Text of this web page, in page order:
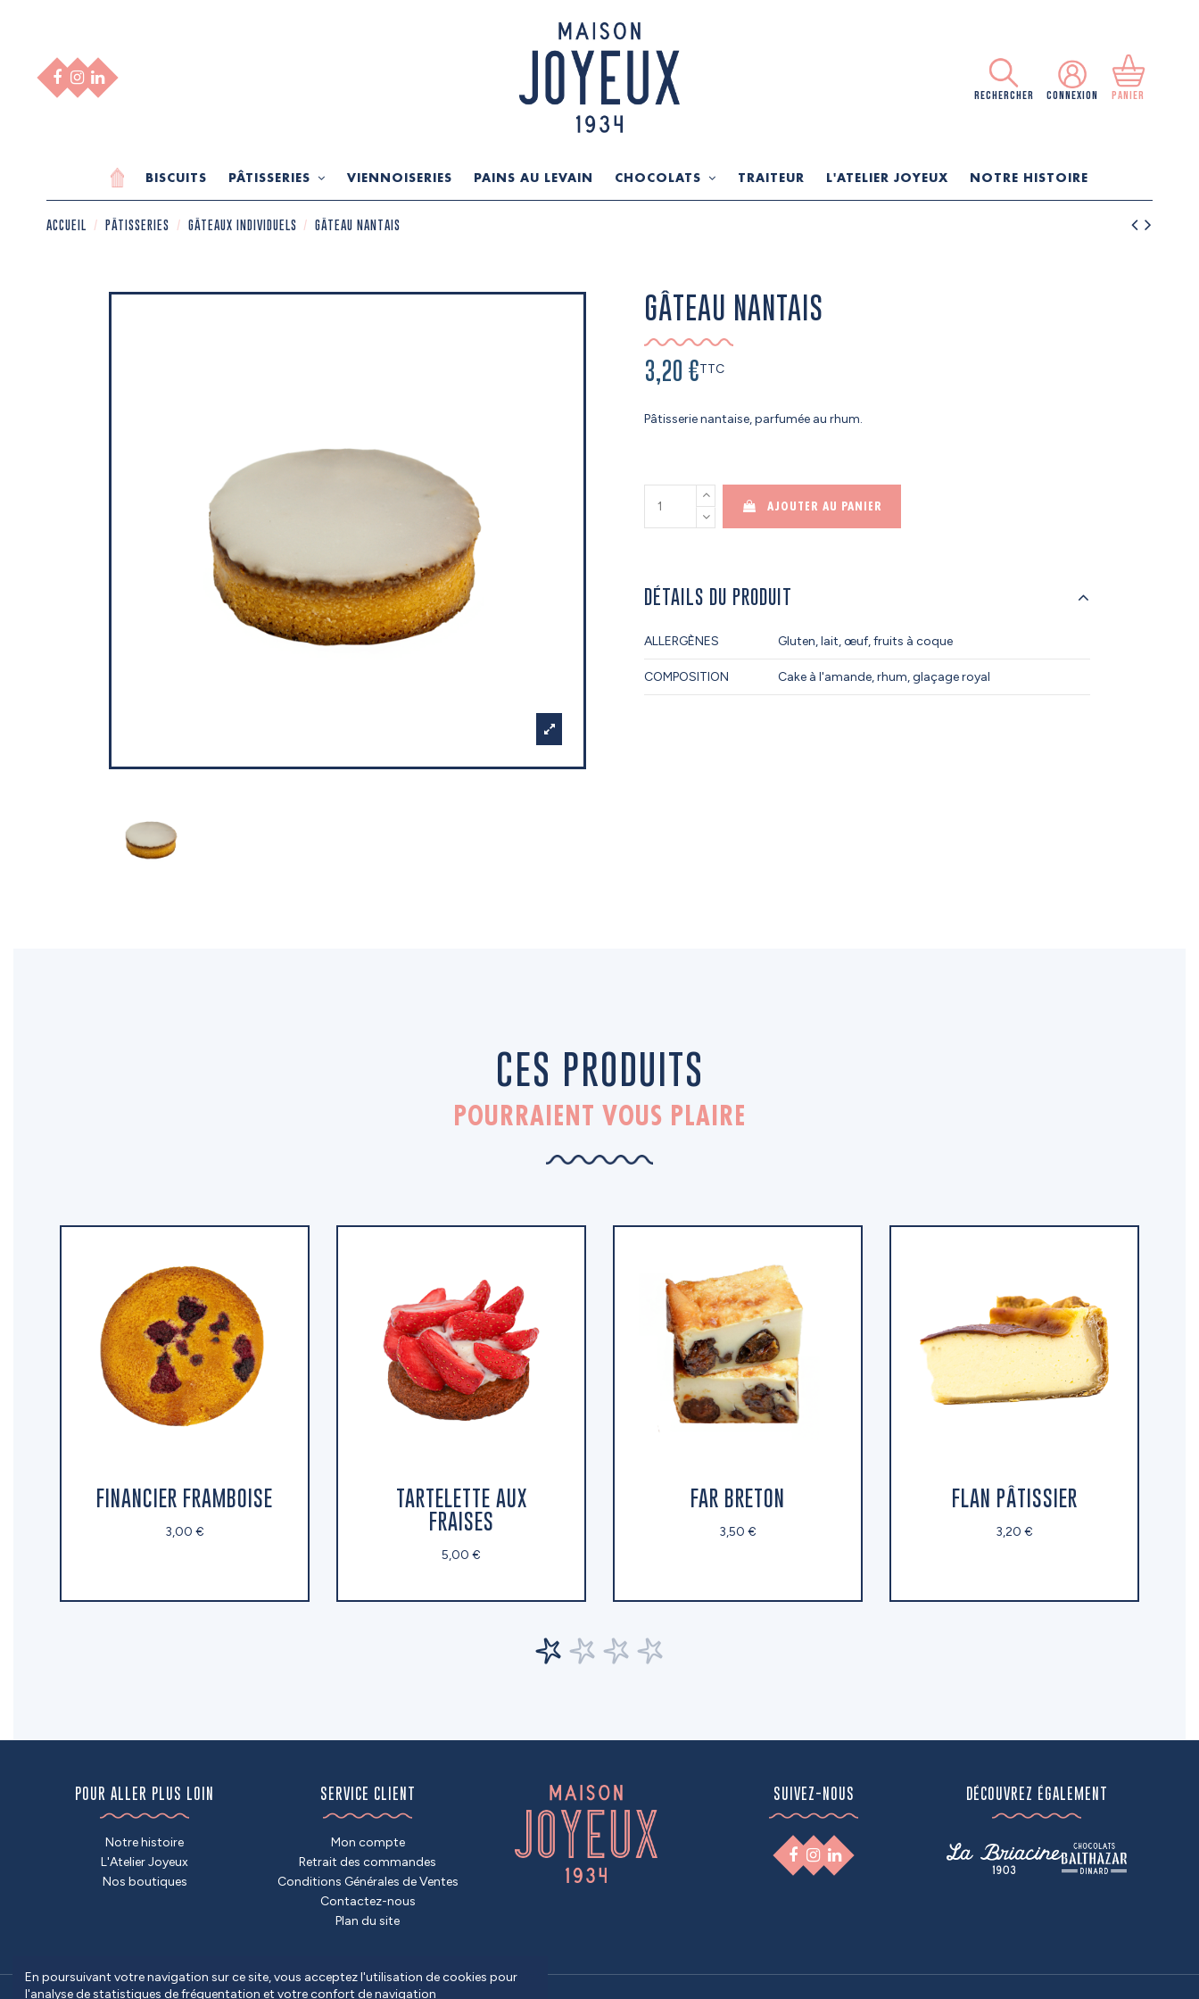
RECHERCHER CONNEXION PANIER
BISCUITS PÂTISSERIES VIENNOISERIES PAINS AU LEVAIN CHOCOLATS TRAITEUR L'ATELIER JOYEUX NOTRE HISTOIRE
ACCUEIL PÂTISSERIES GÂTEAUX INDIVIDUELS GÂTEAU NANTAIS
GÂTEAU NANTAIS
3,20 €TTC
Pâtisserie nantaise, parfumée au rhum.
AJOUTER AU PANIER
DÉTAILS DU PRODUIT
ALLERGÈNES Gluten, lait, œuf, fruits à coque
COMPOSITION Cake à l'amande, rhum, glaçage royal
CES PRODUITS
POURRAIENT VOUS PLAIRE
FINANCIER FRAMBOISE
3,00 €
TARTELETTE AUX
FRAISES
5,00 €
FAR BRETON
3,50 €
FLAN PÂTISSIER
3,20 €
POUR ALLER PLUS LOIN
Notre histoire
L'Atelier Joyeux
Nos boutiques
SERVICE CLIENT
Mon compte
Retrait des commandes
Conditions Générales de Ventes
Contactez-nous
Plan du site
SUIVEZ-NOUS DÉCOUVREZ ÉGALEMENT
En poursuivant votre navigation sur ce site, vous acceptez l'utilisation de cookies pour
l'analyse de statistiques de fréquentation et votre confort de navigation